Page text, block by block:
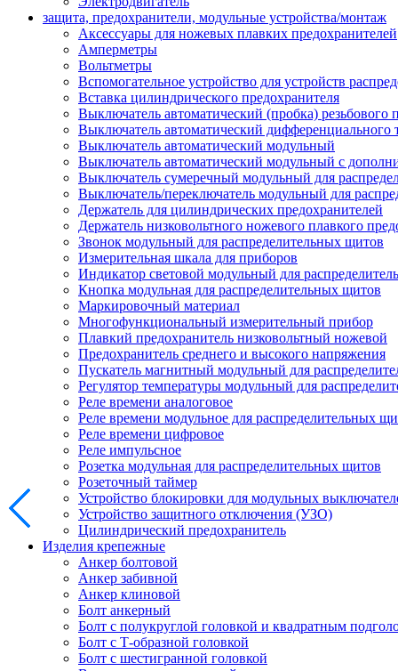
защита, предохранители, модульные устройства/монтаж
Аксессуары для ножевых плавких предохранителей
Амперметры
Вольтметры
Вспомогательное устройство для устройств
Вставка цилиндрического предохранителя
Выключатель автоматический (пробка) резьбового
Выключатель автоматический дифференциального
Выключатель автоматический модульный
Выключатель автоматический модульный с
Выключатель сумеречный модульный для
Выключатель/переключатель модульный для
Держатель для цилиндрических предохранителей
Держатель низковольтного ножевого плавкого
Звонок модульный для распределительных щитов
Измерительная шкала для приборов
Индикатор световой модульный для
Кнопка модульная для распределительных щитов
Маркировочный материал
Многофункциональный измерительный прибор
Плавкий предохранитель низковольтный ножевой
Предохранитель среднего и высокого напряжения
Пускатель магнитный модульный для
Регулятор температуры модульный для
Реле времени аналоговое
Реле времени модульное для распределительных
Реле времени цифровое
Реле импульсное
Розетка модульная для распределительных щитов
Розеточный таймер
Устройство блокировки для модульных
Устройство защитного отключения (УЗО)
Цилиндрический предохранитель
Изделия крепежные
Анкер болтовой
Анкер забивной
Анкер клиновой
Болт анкерный
Болт с полукруглой головкой и квадратным
Болт с Т-образной головкой
Болт с шестигранной головкой